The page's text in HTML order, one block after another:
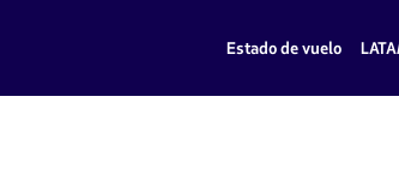
Estado de vuelo